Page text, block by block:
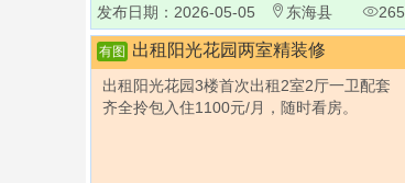
发布日期：2026-05-05 东海县 265
有图 出租阳光花园两室精装修
出租阳光花园3楼首次出租2室2厅一卫配套
齐全拎包入住1100元/月，随时看房。